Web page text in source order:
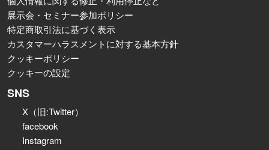
展示会・セミナー参加ポリシー
特定商取引法に基づく表示
カスタマーハラスメントに対する基本方針
クッキーポリシー
クッキーの設定
SNS
X（旧:Twitter）
facebook
Instagram